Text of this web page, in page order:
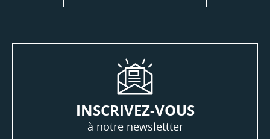
INSCRIVEZ-VOUS
à notre newslettter